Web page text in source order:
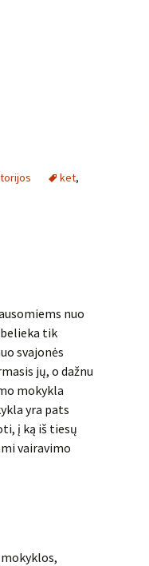
ket,
nuo
tik
svajonės
jų, o dažnu
mokykla
yra pats
į ką iš tiesų
vairavimo